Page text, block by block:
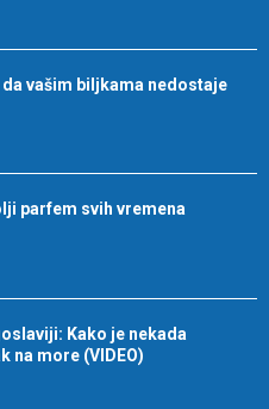
vašim biljkama nedostaje
parfem svih vremena
Kako je nekada
na more (VIDEO)